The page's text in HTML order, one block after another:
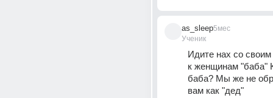
as_sleep
Ученик
5мес
Идите нах со
к женщинам "баба"
баба? Мы же не
вам как "дед"